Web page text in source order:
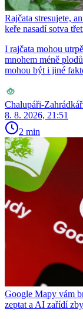
Rajčata stresujete,
keře nasadí sotva
I rajčata mohou
mnohem méně
mohou být i jiné
Chalupáři-
8. 8. 2026, 21:51
2 min
Google Mapy vám
zeptat a AI zařídí